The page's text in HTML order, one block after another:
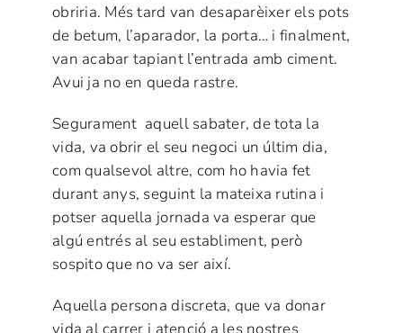
obriria. Més tard van desaparèixer els pots
de betum, l’aparador, la porta… i finalment,
van acabar tapiant l’entrada amb ciment.
Avui ja no en queda rastre.
Segurament aquell sabater, de tota la
vida, va obrir el seu negoci un últim dia,
com qualsevol altre, com ho havia fet
durant anys, seguint la mateixa rutina i
potser aquella jornada va esperar que
algú entrés al seu establiment, però
sospito que no va ser així.
Aquella persona discreta, que va donar
vida al carrer i atenció a les nostres